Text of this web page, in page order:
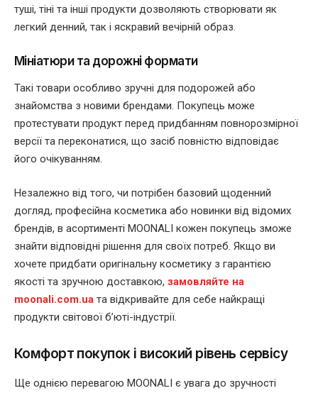
туші, тіні та інші продукти дозволяють створювати як
легкий денний, так і яскравий вечірній образ.
Мініатюри та дорожні формати
Такі товари особливо зручні для подорожей або
знайомства з новими брендами. Покупець може
протестувати продукт перед придбанням повнорозмірної
версії та переконатися, що засіб повністю відповідає
його очікуванням.
Незалежно від того, чи потрібен базовий щоденний
догляд, професійна косметика або новинки від відомих
брендів, в асортименті MOONALI кожен покупець зможе
знайти відповідні рішення для своїх потреб. Якщо ви
хочете придбати оригінальну косметику з гарантією
якості та зручною доставкою, замовляйте на
moonali.com.ua та відкривайте для себе найкращі
продукти світової б’юті-індустрії.
Комфорт покупок і високий рівень сервісу
Ще однією перевагою MOONALI є увага до зручності